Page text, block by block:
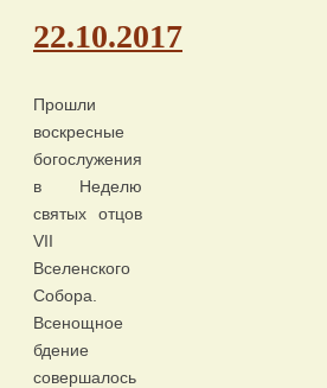
22.10.2017
Прошли
воскресные
богослужения
в Неделю
святых отцов
VII
Вселенского
Собора.
Всенощное
бдение
совершалось